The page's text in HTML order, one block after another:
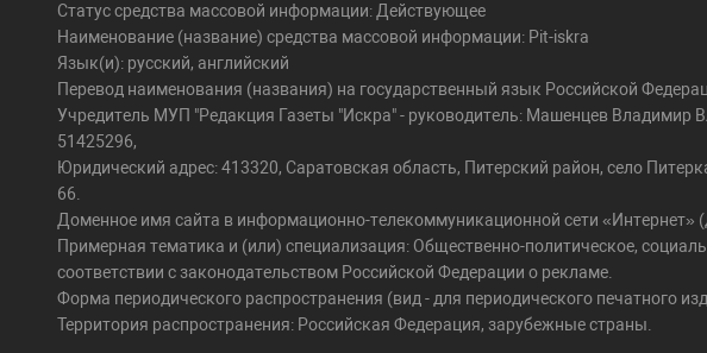
Статус средства массовой информации: Действующее
Наименование (название) средства массовой информации: Pit-iskra
Язык(и): русский, английский
Перевод наименования (названия) на государственный язык Российской
Учредитель МУП "Редакция Газеты "Искра" - руководитель: Машенцев
51425296,
Юридический адрес: 413320, Саратовская область, Питерский район, село
66.
Доменное имя сайта в информационно-телекоммуникационной сети «Интернет»
Примерная тематика и (или) специализация: Общественно-политическое,
соответствии с законодательством Российской Федерации о рекламе.
Форма периодического распространения (вид - для периодического печатного
Территория распространения: Российская Федерация, зарубежные страны.